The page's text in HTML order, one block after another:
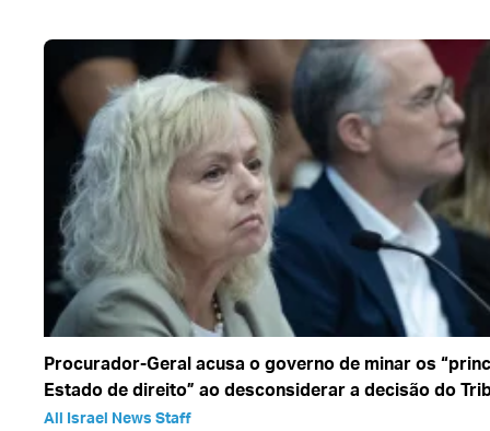
Procurador-Geral acusa o governo de minar os
Estado de direito” ao desconsiderar a decisão do
All Israel News Staff